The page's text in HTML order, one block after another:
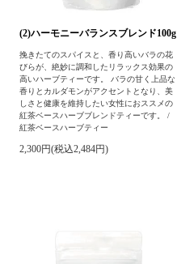
(2)ハーモニーバランスブレンド100g
挽きたてのスパイスと、香り高いバラの花
びらが、絶妙に調和したリラックス効果の
高いハーブティーです。 バラの甘く上品な
香りとカルダモンがアクセントとなり、美
しさと健康を維持したい女性におススメの
紅茶ベースハーブブレンドティーです。 /
紅茶ベースハーブティー
2,300円(税込2,484円)